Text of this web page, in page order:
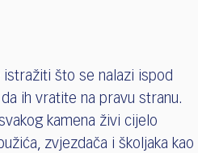
što se nalazi ispod
ih vratite na pravu stranu.
kamena živi cijelo
zvjezdača i školjaka kao